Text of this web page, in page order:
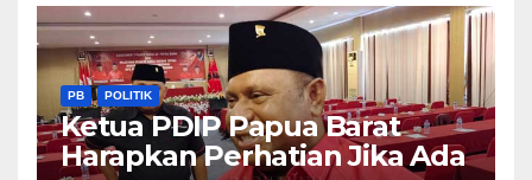
PB POLITIK
Ketua PDIP Papua Barat
Harapkan Perhatian Jika Ada